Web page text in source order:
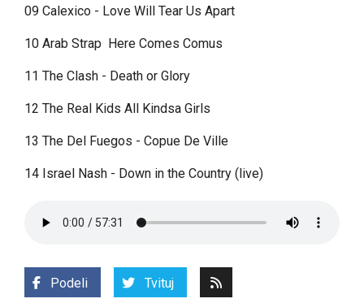
09 Calexico - Love Will Tear Us Apart
10 Arab Strap Here Comes Comus
11 The Clash - Death or Glory
12 The Real Kids All Kindsa Girls
13 The Del Fuegos - Copue De Ville
14 Israel Nash - Down in the Country (live)
Podeli Tvituj